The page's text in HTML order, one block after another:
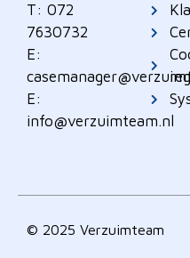
T: 072
7630732
E:
E:
info@verzuimteam.nl
© 2025 Verzuimteam